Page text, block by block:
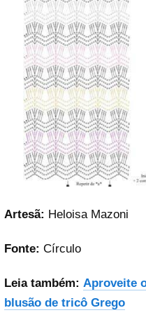
Artesã: Heloisa Mazoni
Fonte: Círculo
Leia também: Aproveite
blusão de tricô Grego